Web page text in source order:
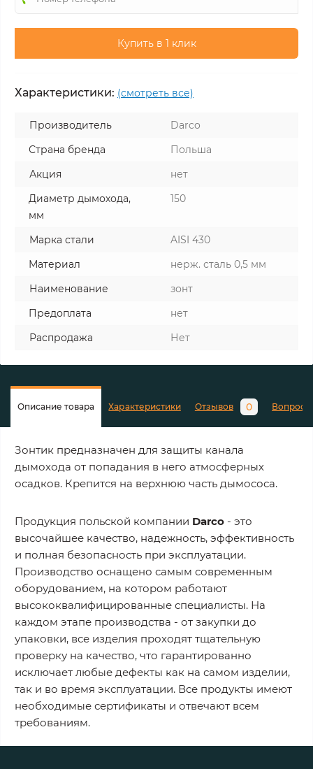
Купить в 1 клик
Характеристики: (смотреть все)
Производитель
Darco
Страна бренда
Польша
Акция
нет
Диаметр дымохода,
мм
150
Марка стали
AISI 430
Материал
нерж. сталь 0,5 мм
Наименование
зонт
Предоплата
нет
Распродажа
Нет
Описание товара Характеристики Отзывов 0 Вопросы
Зонтик предназначен для защиты канала
дымохода от попадания в него атмосферных
осадков. Крепится на верхнюю часть дымососа.
Продукция польской компании Darco - это
высочайшее качество, надежность, эффективность
и полная безопасность при эксплуатации.
Производство оснащено самым современным
оборудованием, на котором работают
высококвалифицированные специалисты. На
каждом этапе производства - от закупки до
упаковки, все изделия проходят тщательную
проверку на качество, что гарантированно
исключает любые дефекты как на самом изделии,
так и во время эксплуатации. Все продукты имеют
необходимые сертификаты и отвечают всем
требованиям.